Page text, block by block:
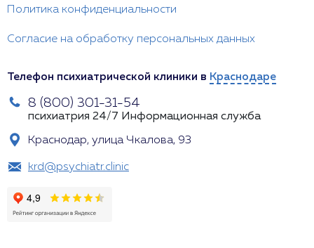
Политика конфиденциальности
Согласие на обработку персональных данных
Телефон психиатрической клиники в Краснодаре
8 (800) 301-31-54
психиатрия 24/7 Информационная служба
Краснодар, улица Чкалова, 93
krd@psychiatr.clinic